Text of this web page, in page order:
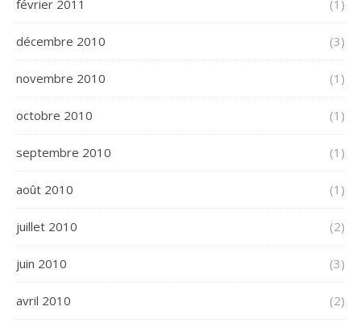
février 2011 (1)
décembre 2010 (3)
novembre 2010 (1)
octobre 2010 (1)
septembre 2010 (1)
août 2010 (1)
juillet 2010 (2)
juin 2010 (3)
avril 2010 (2)